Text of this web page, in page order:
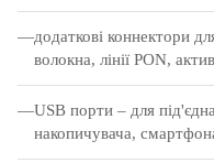
додаткові коннектори
волокна, лінії PON,
USB порти – для
накопичувача,